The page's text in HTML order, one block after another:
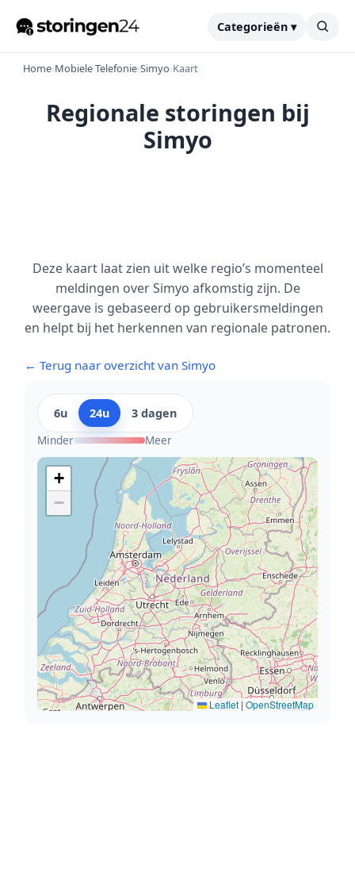
Categorieën ▾
Home›Mobiele Telefonie›Simyo›Kaart
Regionale storingen bij
Simyo
Deze kaart laat zien uit welke regio’s momenteel
meldingen over Simyo afkomstig zijn. De
weergave is gebaseerd op gebruikersmeldingen
en helpt bij het herkennen van regionale patronen.
← Terug naar overzicht van Simyo
6u 24u
3 dagen
Minder
Meer
+
−
Leaflet|OpenStreetMap